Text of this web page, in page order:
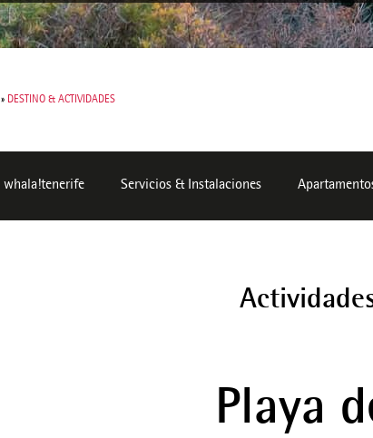
» DESTINO & ACTIVIDADES
whala!tenerife Servicios & Instalaciones
Playa